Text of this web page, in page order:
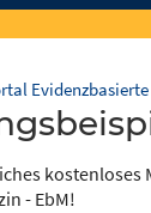
kostenloses
- EbM!